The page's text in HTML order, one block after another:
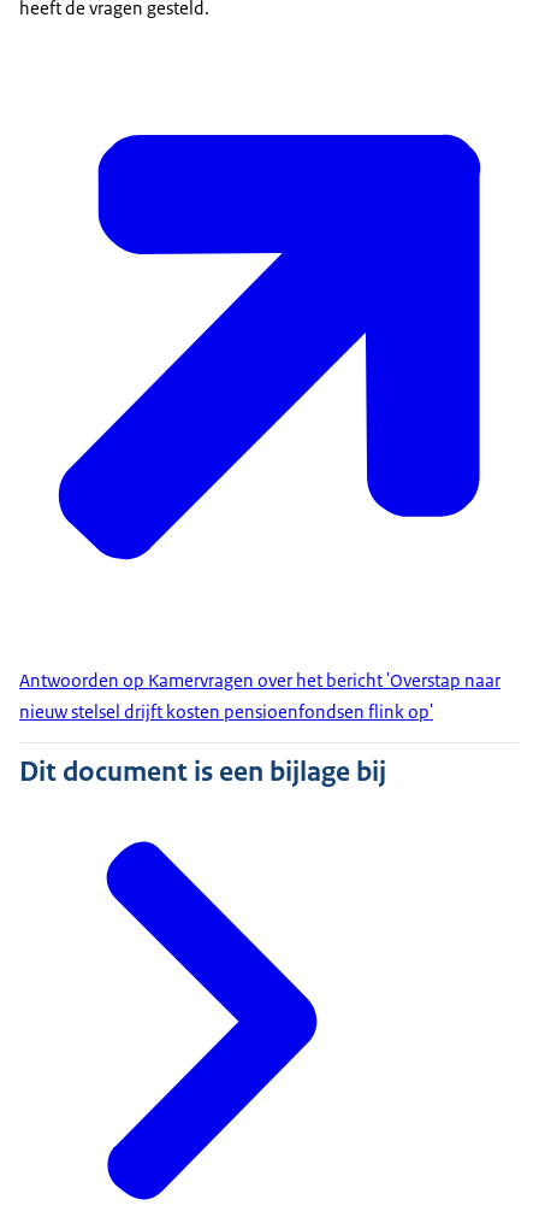
heeft de vragen gesteld.
Antwoorden op Kamervragen over het bericht 'Overstap naar
nieuw stelsel drijft kosten pensioenfondsen flink op'
Dit document is een bijlage bij